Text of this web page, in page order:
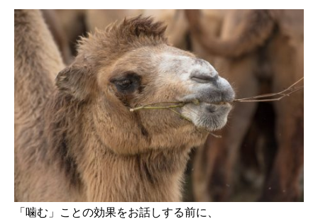
「噛む」ことの効果をお話しする前に、